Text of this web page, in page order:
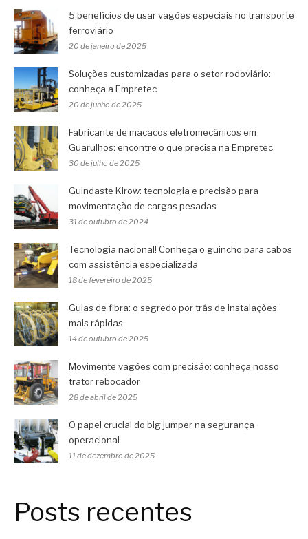
5 benefícios de usar vagões especiais no transporte
ferroviário
20 de janeiro de 2025
Soluções customizadas para o setor rodoviário:
conheça a Empretec
20 de junho de 2025
Fabricante de macacos eletromecânicos em
Guarulhos: encontre o que precisa na Empretec
30 de julho de 2025
Guindaste Kirow: tecnologia e precisão para
movimentação de cargas pesadas
31 de outubro de 2024
Tecnologia nacional! Conheça o guincho para cabos
com assistência especializada
18 de fevereiro de 2025
Guias de fibra: o segredo por trás de instalações
mais rápidas
14 de outubro de 2025
Movimente vagões com precisão: conheça nosso
trator rebocador
28 de abril de 2025
O papel crucial do big jumper na segurança
operacional
11 de dezembro de 2025
Posts recentes